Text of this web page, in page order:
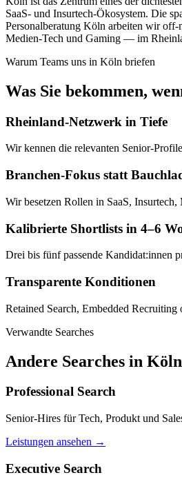
SaaS- und Insurtech-Ökosystem. Die
Personalberatung Köln arbeiten wir
Medien-Tech und Gaming — im
Warum Teams uns in Köln briefen
Was Sie bekommen,
Rheinland-Netzwerk in Tiefe
Wir kennen die relevanten Senior-
Branchen-Fokus statt
Wir besetzen Rollen in SaaS,
Kalibrierte Shortlists in 4–6
Drei bis fünf passende Kandidat:innen
Transparente Konditionen
Retained Search, Embedded
Verwandte Searches
Andere Searches in Köln
Professional Search
Senior-Hires für Tech, Produkt und
Leistungen ansehen →
Executive Search